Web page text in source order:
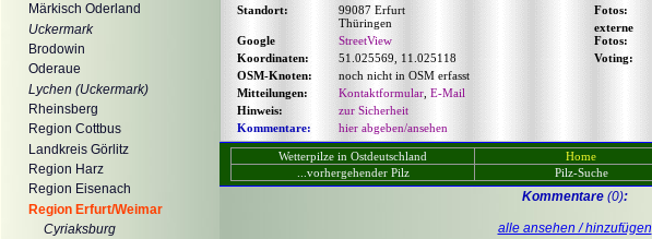
Märkisch Oderland
Uckermark
Brodowin
Oderaue
Lychen (Uckermark)
Rheinsberg
Region Cottbus
Landkreis Görlitz
Region Harz
Region Eisenach
Region Erfurt/Weimar
Cyriaksburg
Standort:
99087 Erfurt
Thüringen
Google
StreetView
Koordinaten:
51.025569, 11.025118
OSM-Knoten:
noch nicht in OSM erfasst
Mitteilungen:
Kontaktformular E-Mail
Hinweis:
zur Sicherheit
Kommentare:
hier abgeben/ansehen
Fotos:
externe
Fotos:
Voting:
Wetterpilze in Ostdeutschland Home
...vorhergehender Pilz
Pilz-Suche
Kommentare(0):
alle ansehen / hinzufügen